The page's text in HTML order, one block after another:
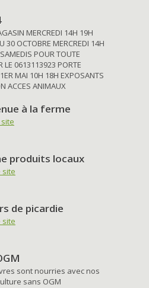
MERCREDI 14H 19H
30 OCTOBRE MERCREDI 14H
POUR TOUTE
LE 0613113923 PORTE
MAI 10H 18H EXPOSANTS
ACCES ANIMAUX
à la ferme
produits locaux
site
de picardie
site
sont nourries avec nos
sans OGM